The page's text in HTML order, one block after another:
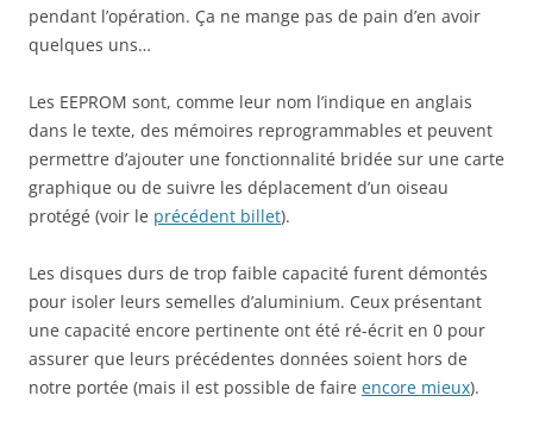
pendant l’opération. Ça ne mange pas de pain d’en avoir
quelques uns…
Les EEPROM sont, comme leur nom l’indique en anglais
dans le texte, des mémoires reprogrammables et peuvent
permettre d’ajouter une fonctionnalité bridée sur une carte
graphique ou de suivre les déplacement d’un oiseau
protégé (voir le précédent billet).
Les disques durs de trop faible capacité furent démontés
pour isoler leurs semelles d’aluminium. Ceux présentant
une capacité encore pertinente ont été ré-écrit en 0 pour
assurer que leurs précédentes données soient hors de
notre portée (mais il est possible de faire encore mieux).